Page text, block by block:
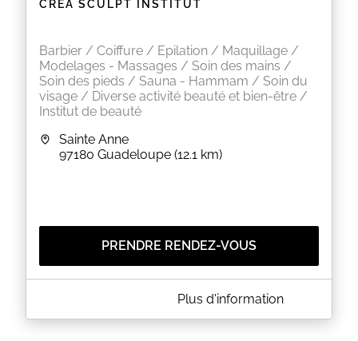
CREA SCULPT INSTITUT
Barbier / Coiffure / Epilation / Maquillage /
Modelages - Massages / Soin des mains /
Soin des pieds / Sauna - Hammam / Soin du
visage / Diverse activité beauté et bien-être /
Institut de beauté
Sainte Anne
97180 Guadeloupe (12.1 km)
PRENDRE RENDEZ-VOUS
A PROPOS DE CREA SCULPT INSTITUT
Institut de Beauté, Mixte: Afro et européen situé a
Plus d'information